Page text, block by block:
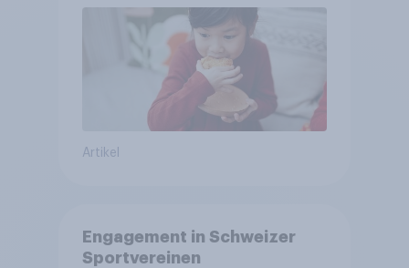
Artikel
Engagement in Schweizer
Sportvereinen